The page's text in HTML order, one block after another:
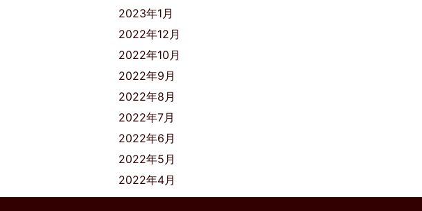
2023年1月
2022年12月
2022年10月
2022年9月
2022年8月
2022年7月
2022年6月
2022年5月
2022年4月